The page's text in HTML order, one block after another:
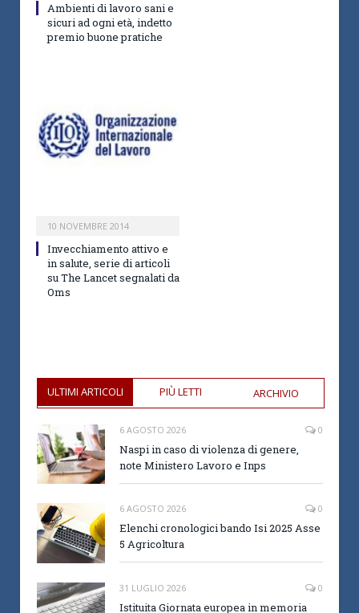
Ambienti di lavoro sani e
sicuri ad ogni età, indetto
premio buone pratiche
10 NOVEMBRE 2014
Invecchiamento attivo e
in salute, serie di articoli
su The Lancet segnalati da
Oms
ULTIMI ARTICOLI PIÙ LETTI ARCHIVIO
6 AGOSTO 2026 0
Naspi in caso di violenza di genere,
note Ministero Lavoro e Inps
6 AGOSTO 2026 0
Elenchi cronologici bando Isi 2025 Asse
5 Agricoltura
31 LUGLIO 2026 0
Istituita Giornata europea in memoria